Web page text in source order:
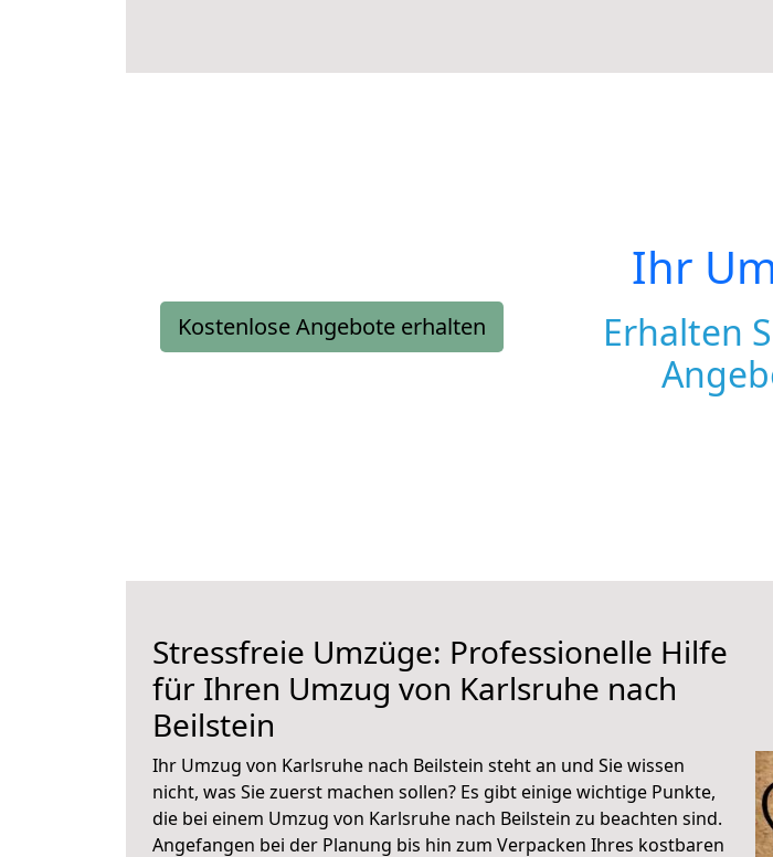
Kostenlose Angebote erhalten
Ihr
Erhalten
Stressfreie Umzüge: Professionelle Hilfe
für Ihren Umzug von Karlsruhe nach
Beilstein
Ihr Umzug von Karlsruhe nach Beilstein steht an und Sie wissen
nicht, was Sie zuerst machen sollen? Es gibt einige wichtige Punkte,
die bei einem Umzug von Karlsruhe nach Beilstein zu beachten sind.
Angefangen bei der Planung bis hin zum Verpacken Ihres kostbaren